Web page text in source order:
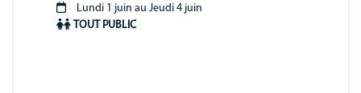
Période
Lundi 1 juin au Jeudi 4 juin
TOUT PUBLIC